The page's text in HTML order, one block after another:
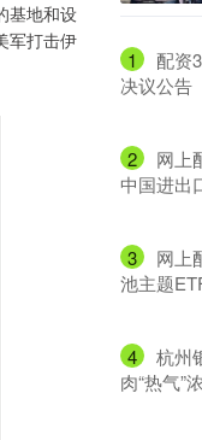
基地和设
军打击伊
1
配资
决议公告
2
网上
中国进出
3
网上
池主题
4
杭州
肉“热气”浓